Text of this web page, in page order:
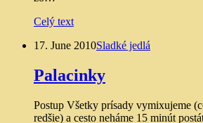
Celý text
17. June 2010Sladké jedlá
Palacinky
Postup Všetky prísady vymixujeme
redšie) a cesto neháme 15 minút